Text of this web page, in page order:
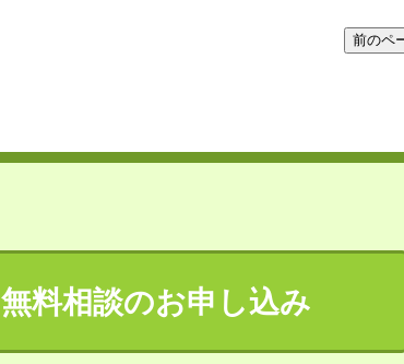
無料相談のお申し込み